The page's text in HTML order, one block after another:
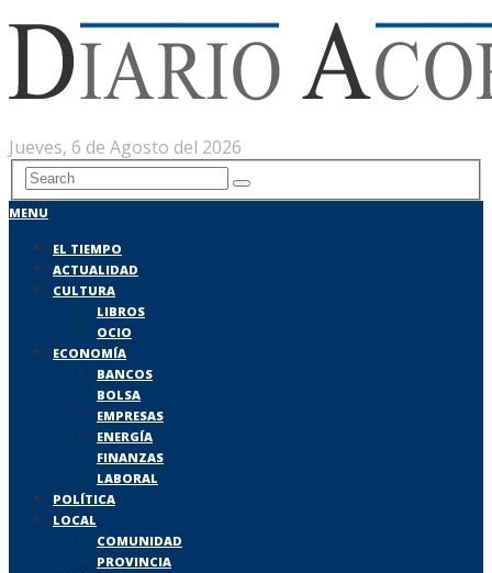
Jueves, 6 de Agosto del 2026
MENU
EL TIEMPO
ACTUALIDAD
CULTURA
LIBROS
OCIO
ECONOMÍA
BANCOS
BOLSA
EMPRESAS
ENERGÍA
FINANZAS
LABORAL
POLÍTICA
LOCAL
COMUNIDAD
PROVINCIA